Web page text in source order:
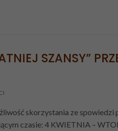
SZANSY”
skorzystania ze spowiedzi
czasie: 4 KWIETNIA –